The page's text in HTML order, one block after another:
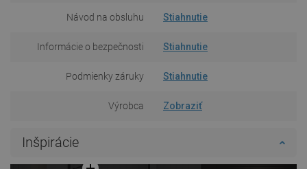
Návod na obsluhu Stiahnutie
Informácie o bezpečnosti Stiahnutie
Podmienky záruky Stiahnutie
Výrobca Zobraziť
Inšpirácie